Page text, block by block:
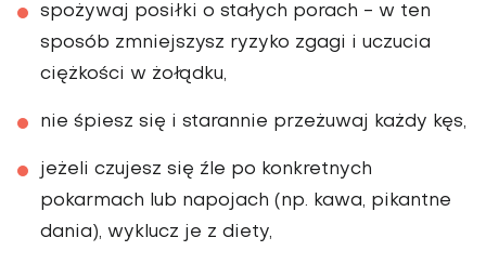
spożywaj posiłki o stałych porach - w ten
sposób zmniejszysz ryzyko zgagi i uczucia
ciężkości w żołądku,
nie śpiesz się i starannie przeżuwaj każdy kęs,
jeżeli czujesz się źle po konkretnych
pokarmach lub napojach (np. kawa, pikantne
dania), wyklucz je z diety,